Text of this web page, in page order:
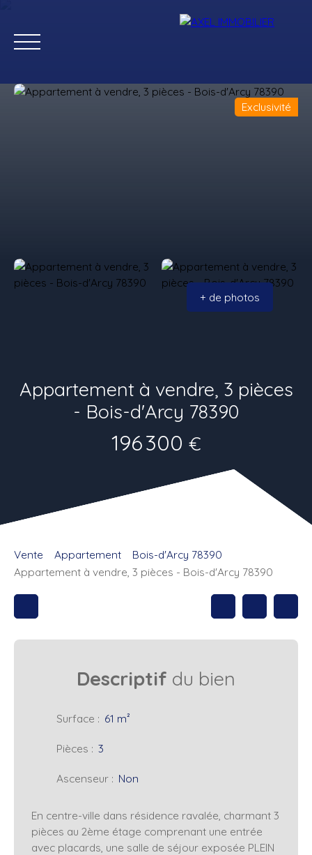
Exclusivité
+ de photos
Appartement à vendre, 3 pièces
- Bois-d'Arcy 78390
196 300 €
Vente Appartement
Bois-d'Arcy 78390
Appartement à vendre, 3 pièces - Bois-d'Arcy 78390
Descriptif du bien
Surface : 61 m²
Pièces : 3
Ascenseur : Non
En centre-ville dans résidence ravalée, charmant 3
pièces au 2ème étage comprenant une entrée
avec placards, une salle de séjour exposée PLEIN